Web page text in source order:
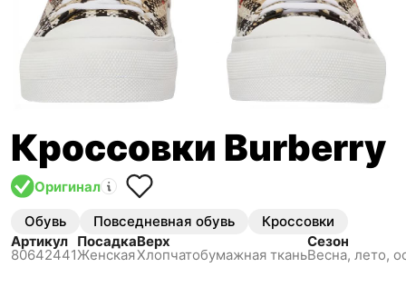
Кроссовки Burberry
Оригинал
Обувь Повседневная обувь
Кроссовки
Артикул
80642441
Посадка
Женская
Верх
Хлопчатобумажная ткань
Сезон
Весна, лето,